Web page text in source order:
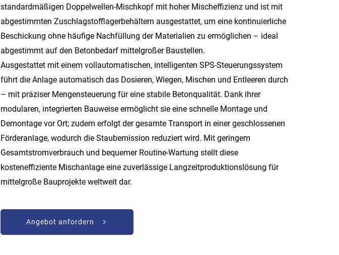
standardmäßigen Doppelwellen-Mischkopf mit hoher Mischeffizienz und ist mit
abgestimmten Zuschlagstofflagerbehältern ausgestattet, um eine kontinuierliche
Beschickung ohne häufige Nachfüllung der Materialien zu ermöglichen – ideal
abgestimmt auf den Betonbedarf mittelgroßer Baustellen.
Ausgestattet mit einem vollautomatischen, intelligenten SPS-Steuerungssystem
führt die Anlage automatisch das Dosieren, Wiegen, Mischen und Entleeren durch
– mit präziser Mengensteuerung für eine stabile Betonqualität. Dank ihrer
modularen, integrierten Bauweise ermöglicht sie eine schnelle Montage und
Demontage vor Ort; zudem erfolgt der gesamte Transport in einer geschlossenen
Förderanlage, wodurch die Staubemission reduziert wird. Mit geringem
Gesamtstromverbrauch und bequemer Routine-Wartung stellt diese
kosteneffiziente Mischanlage eine zuverlässige Langzeitproduktionslösung für
mittelgroße Bauprojekte weltweit dar.
Angebot anfordern